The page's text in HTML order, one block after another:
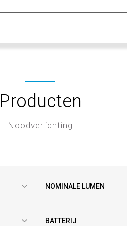
Producten
Noodverlichting
NOMINALE LUMEN
BATTERIJ